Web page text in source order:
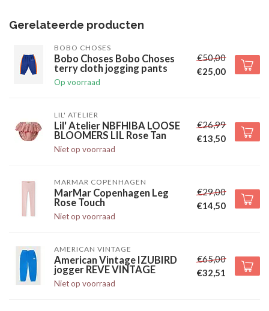
Gerelateerde producten
BOBO CHOSES
Bobo Choses Bobo Choses
terry cloth jogging pants
Op voorraad
€50,00
€25,00
LIL' ATELIER
Lil' Atelier NBFHIBA LOOSE
BLOOMERS LIL Rose Tan
Niet op voorraad
€26,99
€13,50
MARMAR COPENHAGEN
MarMar Copenhagen Leg
Rose Touch
Niet op voorraad
€29,00
€14,50
AMERICAN VINTAGE
American Vintage IZUBIRD
jogger REVE VINTAGE
Niet op voorraad
€65,00
€32,51